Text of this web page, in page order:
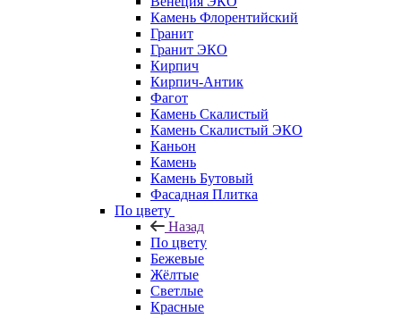
Камень Флорентийский
Гранит
Гранит ЭКО
Кирпич
Кирпич-Антик
Фагот
Камень Скалистый
Камень Скалистый ЭКО
Каньон
Камень
Камень Бутовый
Фасадная Плитка
По цвету
Назад
По цвету
Бежевые
Жёлтые
Светлые
Красные